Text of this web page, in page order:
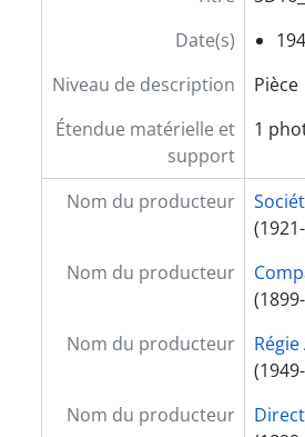
3D102 -
3D105 -
4D - Marchés et
5D - Chancellerie,
6D - Lignes du
7D - Administration
8D - Pôle Social,
9D - Comité
11D - La presse et la
12D - Fonds
13D - Comités
14D - Audit, 1971-
15D - Comité
16D - Délégation des
Date(s)
Niveau de description
Pièce
Étendue matérielle et
support
1
Nom du producteur
Nom du producteur
Nom du producteur
Nom du producteur